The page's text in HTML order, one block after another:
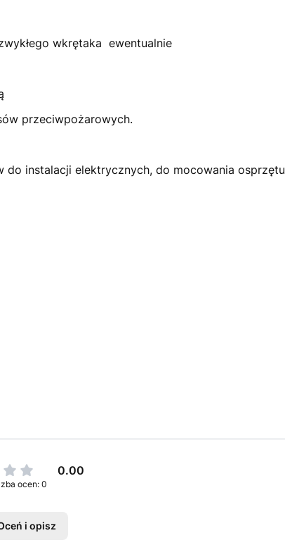
zwykłego wkrętaka ewentualnie
kołek przed korozją
przeciwpożarowych.
do instalacji elektrycznych, do mocowania osprzętu
0.00
ocen: 0
i opisz